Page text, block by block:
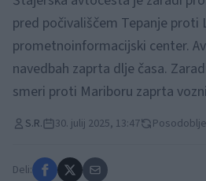
pred počivališčem Tepanje proti
prometnoinformacijski center.
navedbah zaprta dlje časa.
smeri proti Mariboru zaprta
S.R. 30. julij 2025, 13:47
Deli: